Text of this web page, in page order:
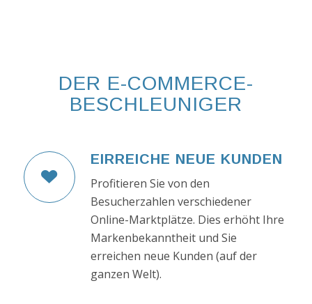
DER E-COMMERCE-
BESCHLEUNIGER
EIRREICHE NEUE KUNDEN
Profitieren Sie von den
Besucherzahlen verschiedener
Online-Marktplätze. Dies erhöht Ihre
Markenbekanntheit und Sie
erreichen neue Kunden (auf der
ganzen Welt).